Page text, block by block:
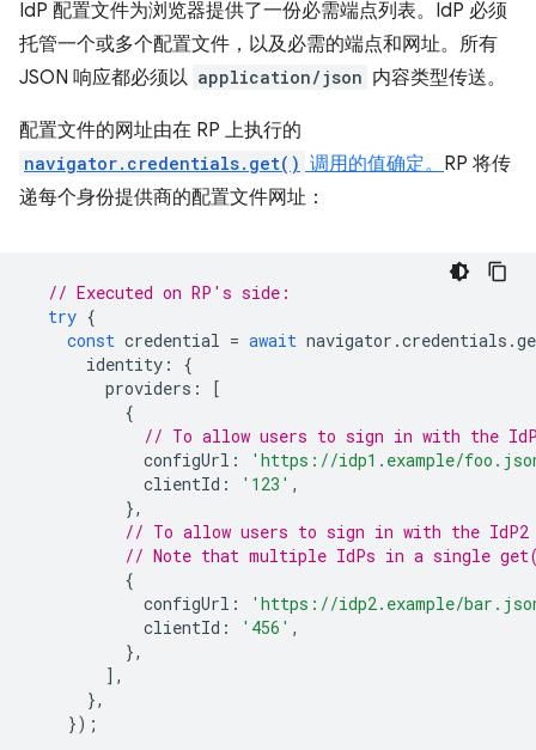
IdP 配置文件为浏览器提供了一份必需端点列表。IdP 必须
托管一个或多个配置文件，以及必需的端点和网址。所有
JSON 响应都必须以 application/json 内容类型传送。
配置文件的网址由在 RP 上执行的
navigator.credentials.get() 调用的值确定。 RP 将传
递每个身份提供商的配置文件网址：
// Executed on RP's side:
try {
const credential = await navigator .credentials .
identity :
{
providers :
[
{
// To allow users to sign in with the
configUrl :
'https://idp1.example/
clientId : '123' ,
},
// To allow users to sign in with the IdP2
// Note that multiple IdPs in a single get()
{
configUrl :
'https://idp2.example/
clientId : '456' ,
},
],
},
});